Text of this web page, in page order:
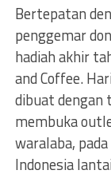
Bertepatan
penggemar
hadiah akhir
and Coffee.
dibuat dengan
membuka
waralaba,
Indonesia